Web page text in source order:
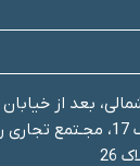
بعد از
شهید اکبر روحی، پلاک 17،
26